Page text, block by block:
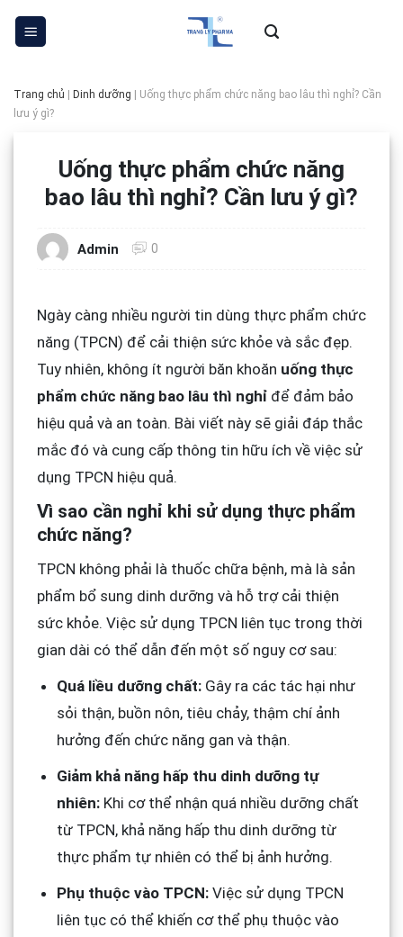
Skip
Trang chủ Dinh dưỡng
Uống thực phẩm chức năng bao lâu thì nghỉ? Cần
lưu ý gì?
Uống thực phẩm chức năng
bao lâu thì nghỉ? Cần lưu ý gì?
Admin 0
Ngày càng nhiều người tin dùng thực phẩm chức
năng (TPCN) để cải thiện sức khỏe và sắc đẹp.
Tuy nhiên, không ít người băn khoăn uống thực
phẩm chức năng bao lâu thì nghỉđể đảm bảo
hiệu quả và an toàn. Bài viết này sẽ giải đáp thắc
mắc đó và cung cấp thông tin hữu ích về việc sử
dụng TPCN hiệu quả.
Vì sao cần nghỉ khi sử dụng thực phẩm
chức năng?
TPCN không phải là thuốc chữa bệnh, mà là sản
phẩm bổ sung dinh dưỡng và hỗ trợ cải thiện
sức khỏe. Việc sử dụng TPCN liên tục trong thời
gian dài có thể dẫn đến một số nguy cơ sau:
Quá liều dưỡng chất:Gây ra các tác hại như
sỏi thận, buồn nôn, tiêu chảy, thậm chí ảnh
hưởng đến chức năng gan và thận.
Giảm khả năng hấp thu dinh dưỡng tự
nhiên: Khi cơ thể nhận quá nhiều dưỡng chất
từ TPCN, khả năng hấp thu dinh dưỡng từ
thực phẩm tự nhiên có thể bị ảnh hưởng.
Phụ thuộc vào TPCN:Việc sử dụng TPCN
liên tục có thể khiến cơ thể phụ thuộc vào